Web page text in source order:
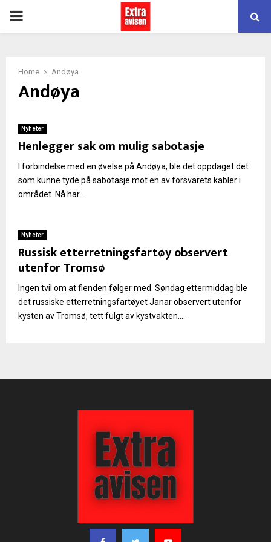
PRIMARY
Home Andøya
Andøya
Nyheter
Henlegger sak om mulig sabotasje
I forbindelse med en øvelse på Andøya, ble det oppdaget det
som kunne tyde på sabotasje mot en av forsvarets kabler i
området. Nå har...
Nyheter
Russisk etterretningsfartøy observert
utenfor Tromsø
Ingen tvil om at fienden følger med. Søndag ettermiddag ble
det russiske etterretningsfartøyet Janar observert utenfor
kysten av Tromsø, tett fulgt av kystvakten....